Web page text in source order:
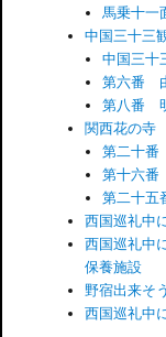
馬乗十一
中国三十三
中国三
第六番
第八番
関西花の寺
第二十
第十六
第二十
西国巡礼中
西国巡礼中
保養施設
野宿出来そ
西国巡礼中